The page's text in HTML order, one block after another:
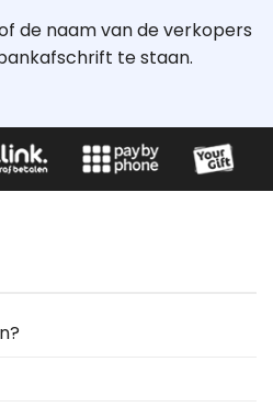
de naam van de verkopers
te staan.